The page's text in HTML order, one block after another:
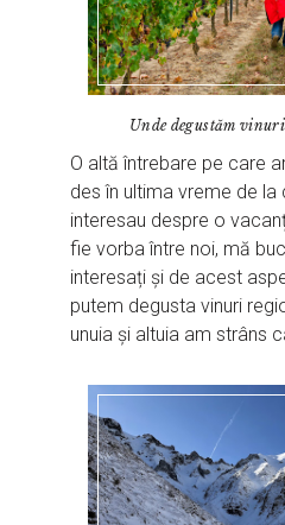
Unde degustăm
O altă întrebare pe care
des în ultima vreme de la
interesau despre o
fie vorba între noi, mă
interesați și de acest
putem degusta vinuri
unuia și altuia am strâns